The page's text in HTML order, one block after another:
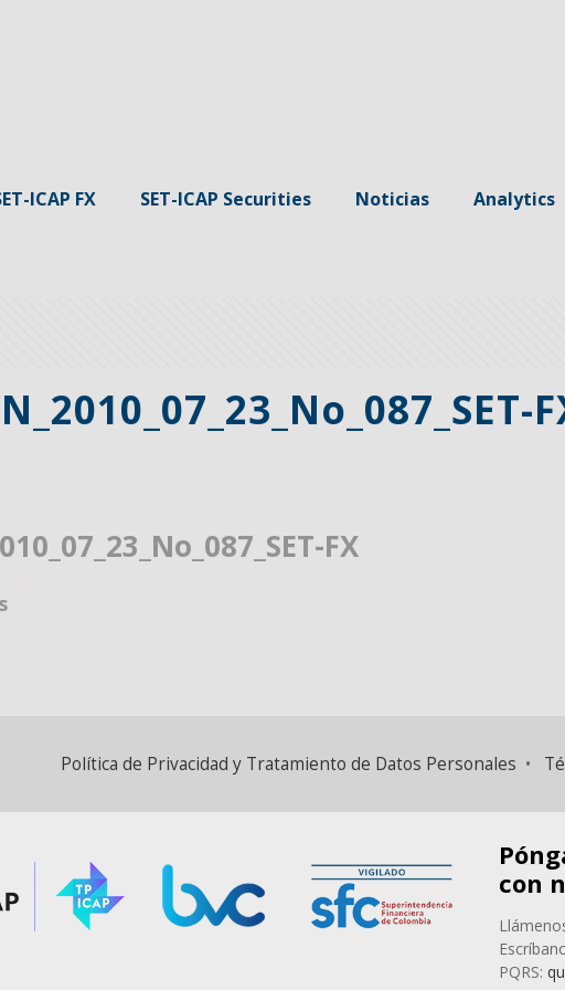
ICAP FX SET-ICAP Securities Noticias Analytics
FX
Política de Privacidad y Tratamiento de Datos Personales •
con
PQRS: